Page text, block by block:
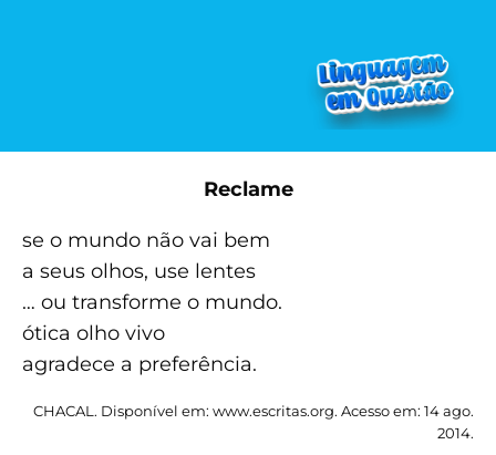
Reclame
se o mundo não vai bem
a seus olhos, use lentes
… ou transforme o mundo.
ótica olho vivo
agradece a preferência.
CHACAL. Disponível em: www.escritas.org. Acesso em: 14 ago.
2014.